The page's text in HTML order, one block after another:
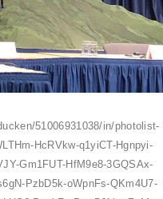
51006931038/in/photolist-
HcRVkw-q1yiCT-Hgnpyi-
Gm1FUT-HfM9e8-3GQSAx-
PzbD5k-oWpnFs-QKm4U7-